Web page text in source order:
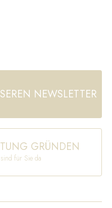
NEWSLETTER
GRÜNDEN
für Sie da